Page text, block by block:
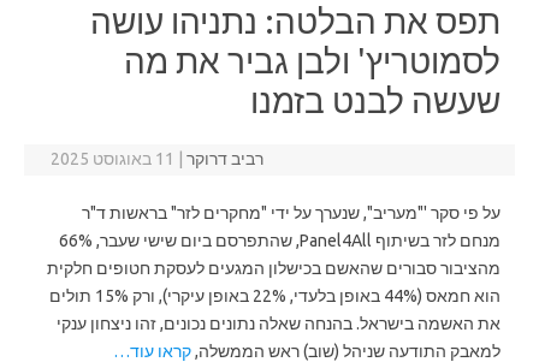
תפס את הבלטה: נתניהו עושה
לסמוטריץ' ולבן גביר את מה
שעשה לבנט בזמנו
רביב דרוקר 11 באוגוסט 2025
על פי סקר '"מעריב", שנערך על ידי "מחקרים לזר" בראשות ד"ר
מנחם לזר בשיתוף Panel4All, שהתפרסם ביום שישי שעבר, 66%
מהציבור סבורים שהאשם בכישלון המגעים לעסקת חטופים חלקית
הוא חמאס (44% באופן בלעדי, 22% באופן עיקרי), ורק 15% תולים
את האשמה בישראל. בהנחה שאלה נתונים נכונים, זהו ניצחון ענקי
למאבק התודעה שניהל (שוב) ראש הממשלה,קראו עוד…